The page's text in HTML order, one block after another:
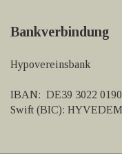
Bankverbindung
Hypovereinsbank
IBAN: DE39 3022 0190
Swift (BIC):